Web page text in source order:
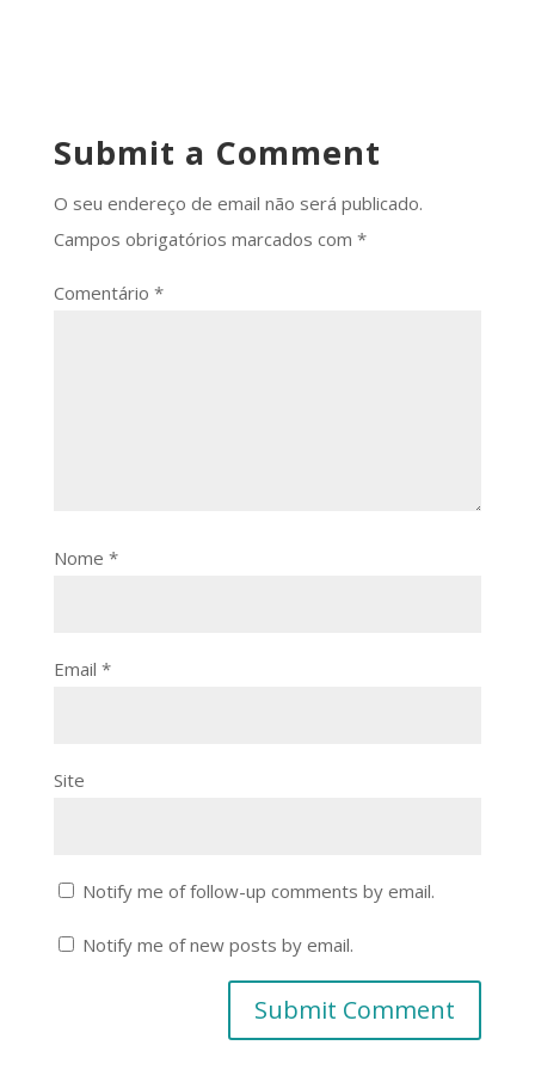
Submit a Comment
O seu endereço de email não será publicado.
Campos obrigatórios marcados com *
Comentário *
Nome *
Email *
Site
Notify me of follow-up comments by email.
Notify me of new posts by email.